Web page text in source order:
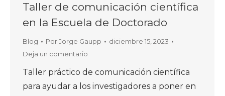
Taller de comunicación científica
en la Escuela de Doctorado
Blog PorJorge Gaupp
diciembre 15, 2023
Deja un comentario
Taller práctico de comunicación científica
para ayudar a los investigadores a poner en